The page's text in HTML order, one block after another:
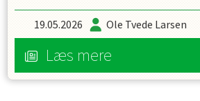
19.05.2026 Ole Tvede Larsen
Læs mere